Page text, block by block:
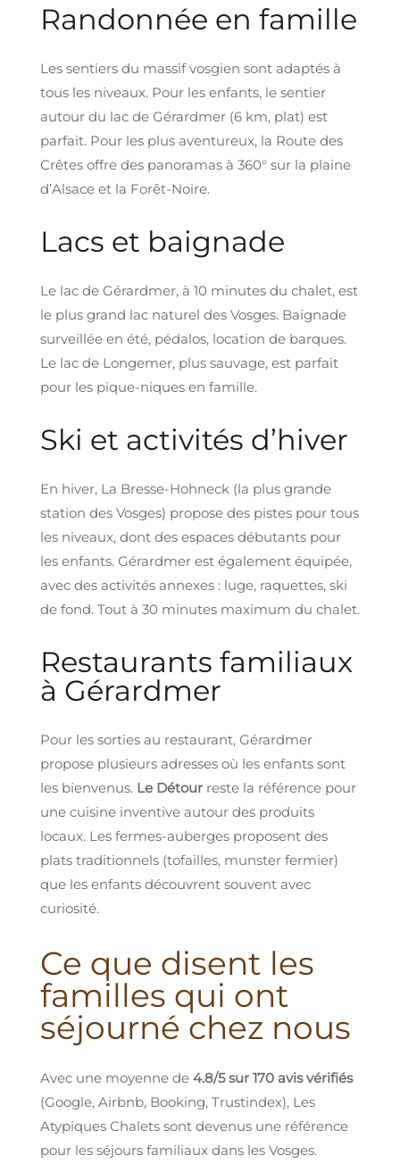
Randonnée en famille
Les sentiers du massif vosgien sont adaptés à
tous les niveaux. Pour les enfants, le sentier
autour du lac de Gérardmer (6 km, plat) est
parfait. Pour les plus aventureux, la Route des
Crêtes offre des panoramas à 360° sur la plaine
d’Alsace et la Forêt-Noire.
Lacs et baignade
Le lac de Gérardmer, à 10 minutes du chalet, est
le plus grand lac naturel des Vosges. Baignade
surveillée en été, pédalos, location de barques.
Le lac de Longemer, plus sauvage, est parfait
pour les pique-niques en famille.
Ski et activités d’hiver
En hiver, La Bresse-Hohneck (la plus grande
station des Vosges) propose des pistes pour tous
les niveaux, dont des espaces débutants pour
les enfants. Gérardmer est également équipée,
avec des activités annexes : luge, raquettes, ski
de fond. Tout à 30 minutes maximum du chalet.
Restaurants familiaux
à Gérardmer
Pour les sorties au restaurant, Gérardmer
propose plusieurs adresses où les enfants sont
les bienvenus. Le Détour reste la référence pour
une cuisine inventive autour des produits
locaux. Les fermes-auberges proposent des
plats traditionnels (tofailles, munster fermier)
que les enfants découvrent souvent avec
curiosité.
Ce que disent les
familles qui ont
séjourné chez nous
Avec une moyenne de 4.8/5 sur 170 avis vérifiés
(Google, Airbnb, Booking, Trustindex), Les
Atypiques Chalets sont devenus une référence
pour les séjours familiaux dans les Vosges.